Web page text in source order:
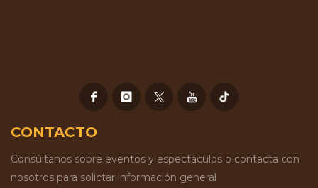
CONTACTO
Consúltanos sobre eventos y espectáculos o contacta con
nosotros para solictar información general